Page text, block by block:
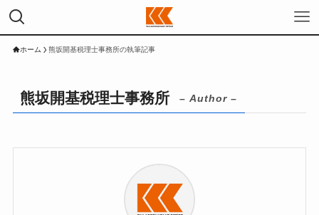
ホーム 熊坂開基税理士事務所の執筆記事
熊坂開基税理士事務所 – Author –